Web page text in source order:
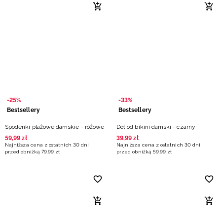
-25%
Bestsellery
Spodenki plażowe damskie - różowe
59,99 zł
Najniższa cena z ostatnich 30 dni
przed obniżką 79,99 zł
-33%
Bestsellery
Dół od bikini damski - czarny
39,99 zł
Najniższa cena z ostatnich 30 dni
przed obniżką 59,99 zł